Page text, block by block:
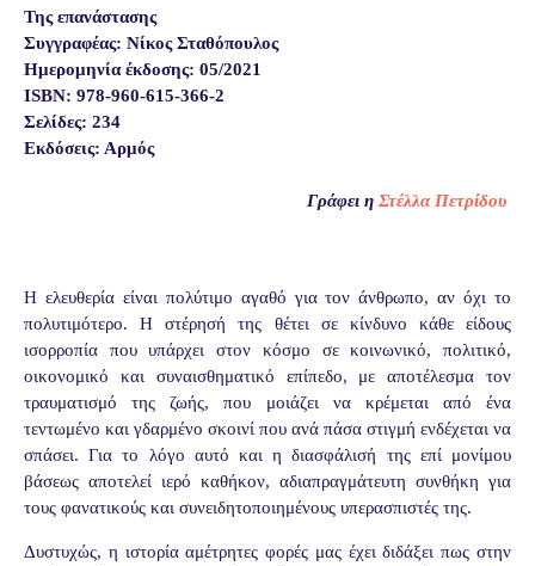
Της επανάστασης
Συγγραφέας: Νίκος Σταθόπουλος
Ημερομηνία έκδοσης: 05/2021
ISBN: 978-960-615-366-2
Σελίδες: 234
Εκδόσεις: Αρμός
Γράφει η Στέλλα Πετρίδου
Η ελευθερία είναι πολύτιμο αγαθό για τον άνθρωπο, αν όχι το
πολυτιμότερο. Η στέρησή της θέτει σε κίνδυνο κάθε είδους
ισορροπία που υπάρχει στον κόσμο σε κοινωνικό, πολιτικό,
οικονομικό και συναισθηματικό επίπεδο, με αποτέλεσμα τον
τραυματισμό της ζωής, που μοιάζει να κρέμεται από ένα
τεντωμένο και γδαρμένο σκοινί που ανά πάσα στιγμή ενδέχεται να
σπάσει. Για το λόγο αυτό και η διασφάλισή της επί μονίμου
βάσεως αποτελεί ιερό καθήκον, αδιαπραγμάτευτη συνθήκη για
τους φανατικούς και συνειδητοποιημένους υπερασπιστές της.
Δυστυχώς, η ιστορία αμέτρητες φορές μας έχει διδάξει πως στην